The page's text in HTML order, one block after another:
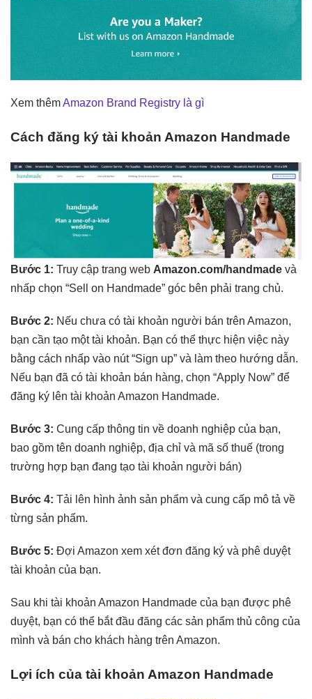
Xem thêmAmazon Brand Registry là gì
Cách đăng ký tài khoản Amazon Handmade
Bước 1: Truy cập trang web Amazon.com/handmade và
nhấp chọn “Sell on Handmade” góc bên phải trang chủ.
Bước 2: Nếu chưa có tài khoản người bán trên Amazon,
bạn cần tạo một tài khoản. Bạn có thể thực hiện việc này
bằng cách nhấp vào nút “Sign up” và làm theo hướng dẫn.
Nếu bạn đã có tài khoản bán hàng, chọn “Apply Now” để
đăng ký lên tài khoản Amazon Handmade.
Bước 3: Cung cấp thông tin về doanh nghiệp của bạn,
bao gồm tên doanh nghiệp, địa chỉ và mã số thuế (trong
trường hợp bạn đang tạo tài khoản người bán)
Bước 4: Tải lên hình ảnh sản phẩm và cung cấp mô tả về
từng sản phẩm.
Bước 5: Đợi Amazon xem xét đơn đăng ký và phê duyệt
tài khoản của bạn.
Sau khi tài khoản Amazon Handmade của bạn được phê
duyệt, bạn có thể bắt đầu đăng các sản phẩm thủ công của
mình và bán cho khách hàng trên Amazon.
Lợi ích của tài khoản Amazon Handmade